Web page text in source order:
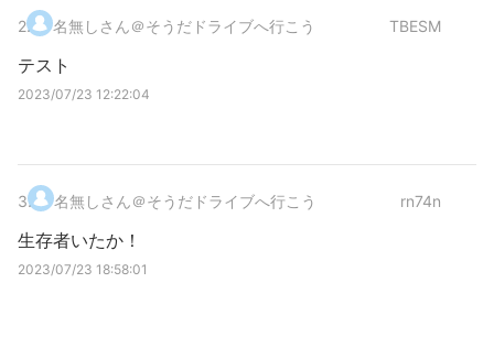
2. 名無しさん＠そうだドライブへ行こう TBESM
テスト
2023/07/23 12:22:04
3. 名無しさん＠そうだドライブへ行こう rn74n
生存者いたか！
2023/07/23 18:58:01